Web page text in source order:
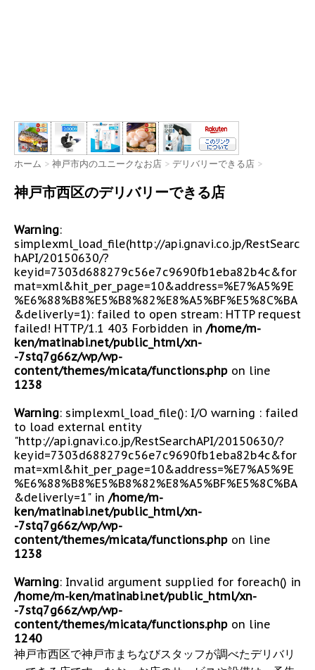
ホーム > 神戸市内のユニークなお店 > デリバリーできる店 >
神戸市西区のデリバリーできる店
Warning:
simplexml_load_file(http://api.gnavi.co.jp/RestSearc
hAPI/20150630/?
keyid=7303d688279c56e7c9690fb1eba82b4c&for
mat=xml&hit_per_page=10&address=%E7%A5%9E
%E6%88%B8%E5%B8%82%E8%A5%BF%E5%8C%BA
&deliverly=1): failed to open stream: HTTP request
failed! HTTP/1.1 403 Forbidden in /home/m-
ken/matinabi.net/public_html/xn-
-7stq7g66z/wp/wp-
content/themes/micata/functions.php on line
1238
Warning: simplexml_load_file(): I/O warning : failed
to load external entity
"http://api.gnavi.co.jp/RestSearchAPI/20150630/?
keyid=7303d688279c56e7c9690fb1eba82b4c&for
mat=xml&hit_per_page=10&address=%E7%A5%9E
%E6%88%B8%E5%B8%82%E8%A5%BF%E5%8C%BA
&deliverly=1" in /home/m-
ken/matinabi.net/public_html/xn-
-7stq7g66z/wp/wp-
content/themes/micata/functions.php on line
1238
Warning: Invalid argument supplied for foreach() in
/home/m-ken/matinabi.net/public_html/xn-
-7stq7g66z/wp/wp-
content/themes/micata/functions.php on line
1240
神戸市西区で神戸市まちなびスタッフが調べたデリバリ